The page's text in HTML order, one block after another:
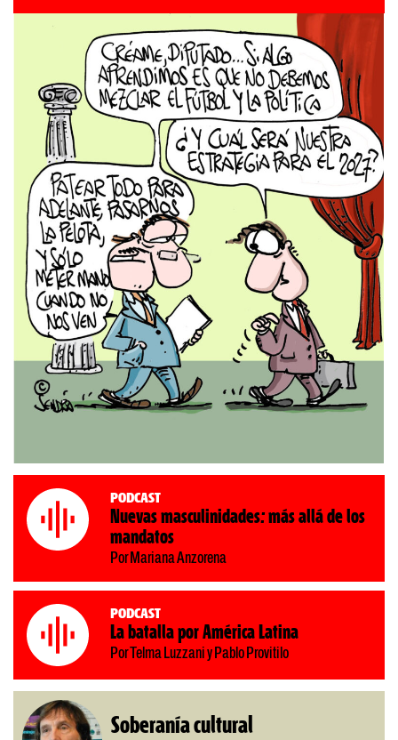
Podcast
Nuevas masculinidades: más allá de los
mandatos
Por Mariana Anzorena
Podcast
La batalla por América Latina
Por Telma Luzzani y Pablo Provitilo
Soberanía cultural